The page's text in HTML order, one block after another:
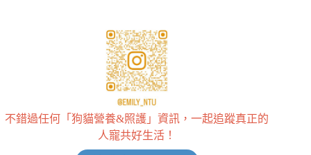
不錯過任何「狗貓營養&照護」資訊，一起追蹤真正的
人寵共好生活！